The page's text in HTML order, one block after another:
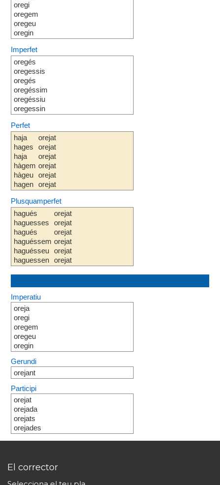
oregi
oregem
oregeu
oregin
Imperfet
oregés
oregessis
oregés
oregéssim
oregéssiu
oregessin
Perfet
haja
hages
haja
hàgem
hàgeu
hagen
orejat
orejat
orejat
orejat
orejat
orejat
Plusquamperfet
hagués
haguesses
hagués
haguéssem
haguésseu
haguessen
orejat
orejat
orejat
orejat
orejat
orejat
Imperatiu
oreja
oregi
oregem
oregeu
oregin
Gerundi
orejant
Participi
orejat
orejada
orejats
orejades
El corrector